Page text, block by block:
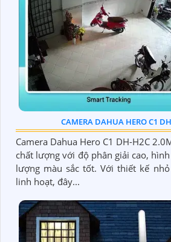
CAMERA DAHUA HERO C1
Camera Dahua Hero C1 DH-H2C
chất lượng với độ phân giải cao,
lượng màu sắc tốt. Với thiết kế
linh hoạt, đây...